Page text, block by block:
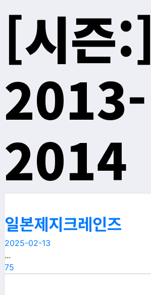
[시즌:]
2013-
2014
일본제지크레인즈
2025-02-13
...
75